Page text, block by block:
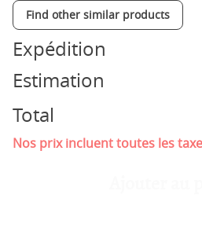
Find other similar products
Expédition
Estimation
Total
Nos prix incluent toutes les